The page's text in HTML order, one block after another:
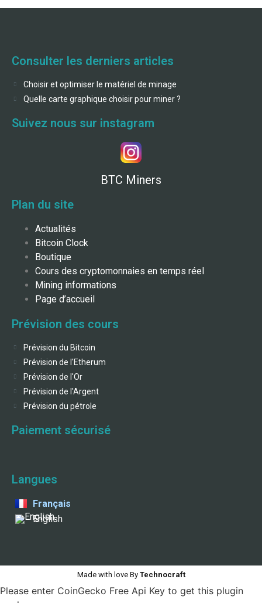
Consulter les derniers articles
Choisir et optimiser le matériel de minage
Quelle carte graphique choisir pour miner ?
Suivez nous sur instagram
BTC Miners
Plan du site
Actualités
Bitcoin Clock
Boutique
Cours des cryptomonnaies en temps réel
Mining informations
Page d’accueil
Prévision des cours
Prévision du Bitcoin
Prévision de l'Etherum
Prévision de l'Or
Prévision de l'Argent
Prévision du pétrole
Paiement sécurisé
Langues
Français
English
Made with love ByTechnocraft
Please enter CoinGecko Free Api Key to get this plugin